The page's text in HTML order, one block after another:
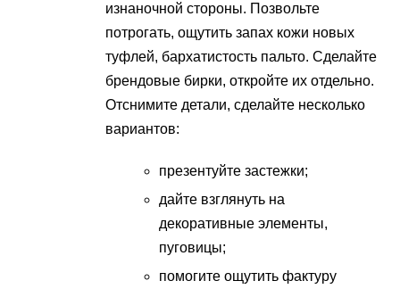
изнаночной стороны. Позвольте
потрогать, ощутить запах кожи новых
туфлей, бархатистость пальто. Сделайте
брендовые бирки, откройте их отдельно.
Отснимите детали, сделайте несколько
вариантов:
презентуйте застежки;
дайте взглянуть на
декоративные элементы,
пуговицы;
помогите ощутить фактуру